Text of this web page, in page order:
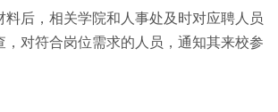
料后，相关学院和人事处及时对应聘人员
，对符合岗位需求的人员，通知其来校参